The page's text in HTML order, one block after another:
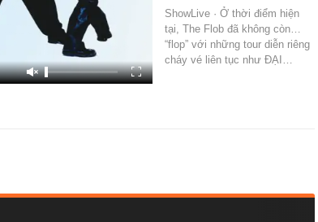
ShowLive · Ở thời điểm hiện
tại, The Flob đã không còn…
“flop” với những tour diễn riêng
cháy vé liên tục như ĐẠI…